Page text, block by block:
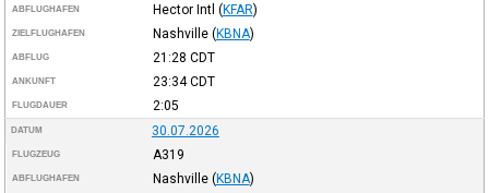
ABFLUGHAFEN Hector Intl (KFAR)
ZIELFLUGHAFEN Nashville (KBNA)
ABFLUG 21:28 CDT
ANKUNFT 23:34CDT
FLUGDAUER 2:05
DATUM 30.07.2026
FLUGZEUG A319
ABFLUGHAFEN Nashville (KBNA)